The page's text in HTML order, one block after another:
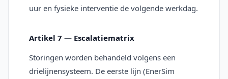
uur en fysieke interventie de volgende werkdag.
Artikel 7 — Escalatiematrix
Storingen worden behandeld volgens een
drielijnensysteem. De eerste lijn (EnerSim